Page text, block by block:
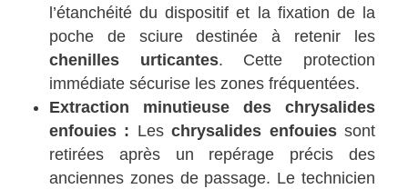
l’étanchéité du dispositif et la fixation de la
poche de sciure destinée à retenir les
chenilles urticantes. Cette protection
immédiate sécurise les zones fréquentées.
Extraction minutieuse des chrysalides
enfouies : Leschrysalides enfouiessont
retirées après un repérage précis des
anciennes zones de passage. Le technicien